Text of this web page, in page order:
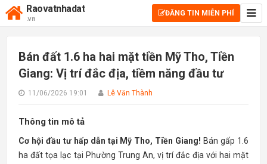
Raovatnhadat
.vn
ĐĂNG TIN MIỄN PHÍ
Bán đất 1.6 ha hai mặt tiền Mỹ Tho, Tiền
Giang: Vị trí đắc địa, tiềm năng đầu tư
11/06/2026 19:01 Lê Văn Thành
Thông tin mô tả
Cơ hội đầu tư hấp dẫn tại Mỹ Tho, Tiền Giang! Bán gấp 1.6
ha đất tọa lạc tại Phường Trung An, vị trí đắc địa với hai mặt